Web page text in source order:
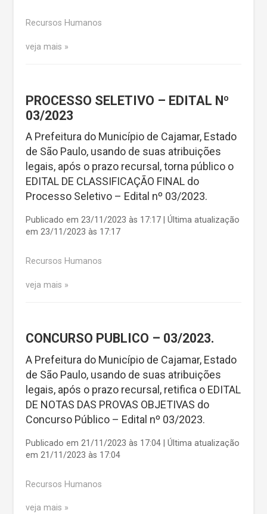
Recursos Humanos
veja mais
PROCESSO SELETIVO – EDITAL Nº
03/2023
A Prefeitura do Município de Cajamar, Estado
de São Paulo, usando de suas atribuições
legais, após o prazo recursal, torna público o
EDITAL DE CLASSIFICAÇÃO FINAL do
Processo Seletivo – Edital nº 03/2023.
Publicado em 23/11/2023 às 17:17 | Última atualização
em 23/11/2023 às 17:17
Recursos Humanos
veja mais
CONCURSO PUBLICO – 03/2023.
A Prefeitura do Município de Cajamar, Estado
de São Paulo, usando de suas atribuições
legais, após o prazo recursal, retifica o EDITAL
DE NOTAS DAS PROVAS OBJETIVAS do
Concurso Público – Edital nº 03/2023.
Publicado em 21/11/2023 às 17:04 | Última atualização
em 21/11/2023 às 17:04
Recursos Humanos
veja mais